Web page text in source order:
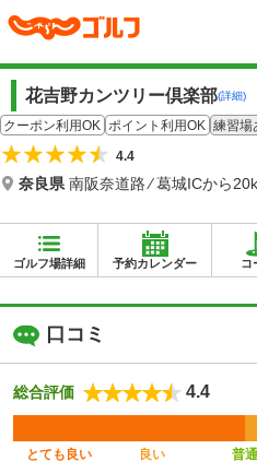
花吉野カンツリー倶楽部(詳細)
クーポン利用OK ポイント利用OK 練習場
4.4
奈良県 南阪奈道路 ⁄ 葛城ICから
ゴルフ場詳細 予約カレンダー コ
口コミ
総合評価 4.4
とても良い 良い 普通